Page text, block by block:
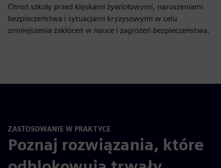
Chroń szkoły przed klęskami żywiołowymi, naruszeniami
bezpieczeństwa i sytuacjami kryzysowymi w celu
zmniejszenia zakłóceń w nauce i zagrożeń bezpieczeństwa.
ZASTOSOWANIE W PRAKTYCE
Poznaj rozwiązania, które